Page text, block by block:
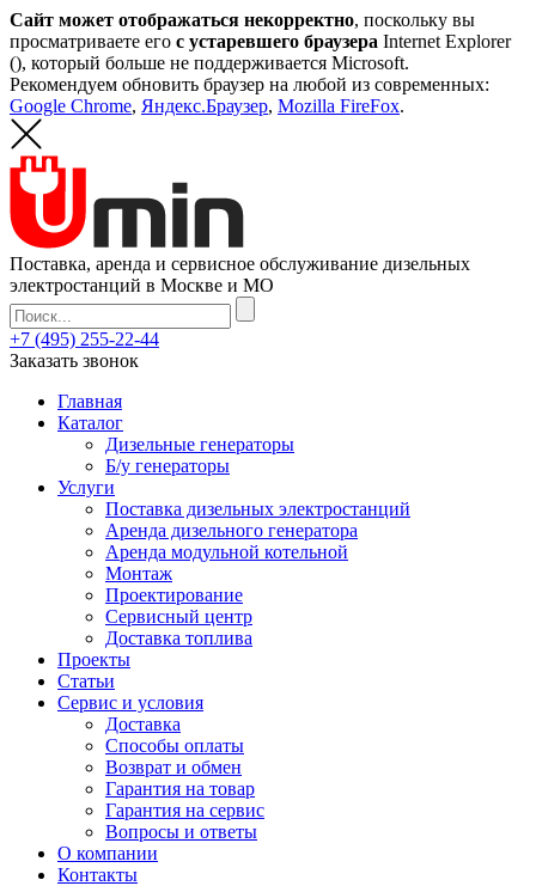
Сайт может отображаться некорректно, поскольку вы
просматриваете его с устаревшего браузера Internet Explorer
(), который больше не поддерживается Microsoft.
Рекомендуем обновить браузер на любой из современных:
Google Chrome, Яндекс.Браузер, Mozilla FireFox.
Поставка, аренда и сервисное обслуживание дизельных
электростанций в Москве и МО
+7 (495) 255-22-44
Заказать звонок
Главная
Каталог
Дизельные генераторы
Б/у генераторы
Услуги
Поставка дизельных электростанций
Аренда дизельного генератора
Аренда модульной котельной
Монтаж
Проектирование
Сервисный центр
Доставка топлива
Проекты
Статьи
Сервис и условия
Доставка
Способы оплаты
Возврат и обмен
Гарантия на товар
Гарантия на сервис
Вопросы и ответы
О компании
Контакты